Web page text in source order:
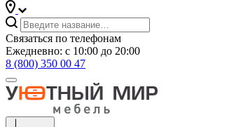
Связаться по телефонам
Ежедневно: с 10:00 до 20:00
8 (800) 350 00 47